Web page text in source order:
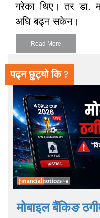
गरेका थिए। तर डा.
अघि बढ्न सकेन।
Read More
पढ्न छुट्यो कि ?
मोबाइल बैंकिङ